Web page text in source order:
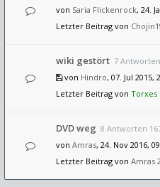
von Saria Flickenrock, 24.
Letzter Beitrag von
wiki gestört 7
von Hindro, 07. Jul 2015,
Letzter Beitrag von Torxes
DVD weg 8 Antworten
von Amras, 24. Nov 2016,
Letzter Beitrag von Amras